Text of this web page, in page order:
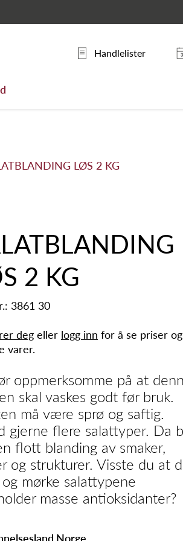
Handlelister
LØS 2 KG
2 KG
3861 30
deg eller logg inn for å se priser og
varer.
oppmerksomme på at
skal vaskes godt før bruk.
må være sprø og saftig.
gjerne flere salattyper. Da
flott blanding av smaker,
og strukturer. Visste du at
mørke salattypene
masse antioksidanter?
Norge